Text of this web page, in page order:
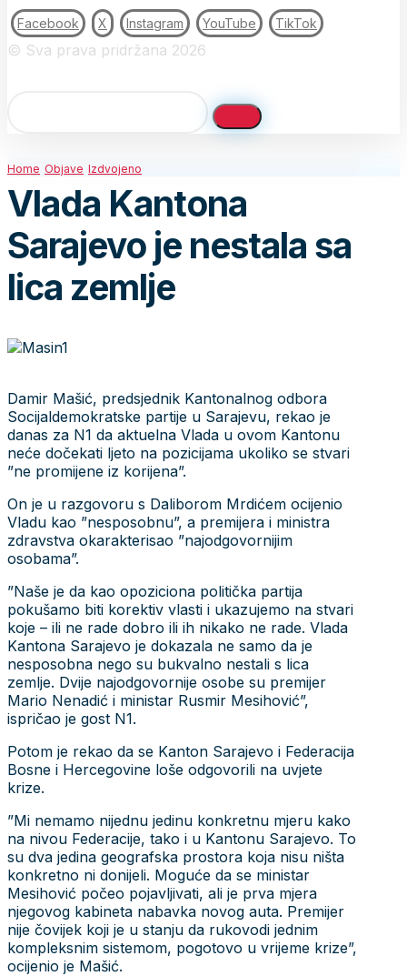
Facebook X Instagram YouTube TikTok
© Sva prava pridržana 2026
Home Objave Izdvojeno
Vlada Kantona
Sarajevo je nestala sa
lica zemlje
Damir Mašić, predsjednik Kantonalnog odbora
Socijaldemokratske partije u Sarajevu, rekao je
danas za N1 da aktuelna Vlada u ovom Kantonu
neće dočekati ljeto na pozicijama ukoliko se stvari
”ne promijene iz korijena”.
On je u razgovoru s Daliborom Mrdićem ocijenio
Vladu kao ”nesposobnu”, a premijera i ministra
zdravstva okarakterisao ”najodgovornijim
osobama”.
”Naše je da kao opoziciona politička partija
pokušamo biti korektiv vlasti i ukazujemo na stvari
koje – ili ne rade dobro ili ih nikako ne rade. Vlada
Kantona Sarajevo je dokazala ne samo da je
nesposobna nego su bukvalno nestali s lica
zemlje. Dvije najodgovornije osobe su premijer
Mario Nenadić i ministar Rusmir Mesihović”,
ispričao je gost N1.
Potom je rekao da se Kanton Sarajevo i Federacija
Bosne i Hercegovine loše odgovorili na uvjete
krize.
”Mi nemamo nijednu jedinu konkretnu mjeru kako
na nivou Federacije, tako i u Kantonu Sarajevo. To
su dva jedina geografska prostora koja nisu ništa
konkretno ni donijeli. Moguće da se ministar
Mesihović počeo pojavljivati, ali je prva mjera
njegovog kabineta nabavka novog auta. Premijer
nije čovijek koji je u stanju da rukovodi jednim
kompleksnim sistemom, pogotovo u vrijeme krize”,
ocijenio je Mašić.